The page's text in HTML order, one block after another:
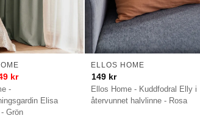
-
Elisa
Grön
kr
Ellos Home - Kuddfodral Elly i
återvunnet halvlinne - Rosa
ELLOS HOME
149 kr